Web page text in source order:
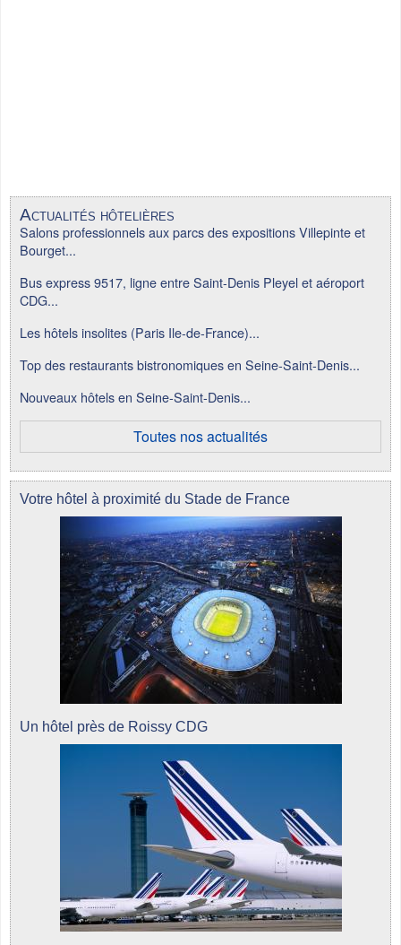
Actualités hôtelières
Salons professionnels aux parcs des expositions Villepinte et
Bourget...
Bus express 9517, ligne entre Saint-Denis Pleyel et aéroport
CDG...
Les hôtels insolites (Paris Ile-de-France)...
Top des restaurants bistronomiques en Seine-Saint-Denis...
Nouveaux hôtels en Seine-Saint-Denis...
Toutes nos actualités
Votre hôtel à proximité du Stade de France
Un hôtel près de Roissy CDG